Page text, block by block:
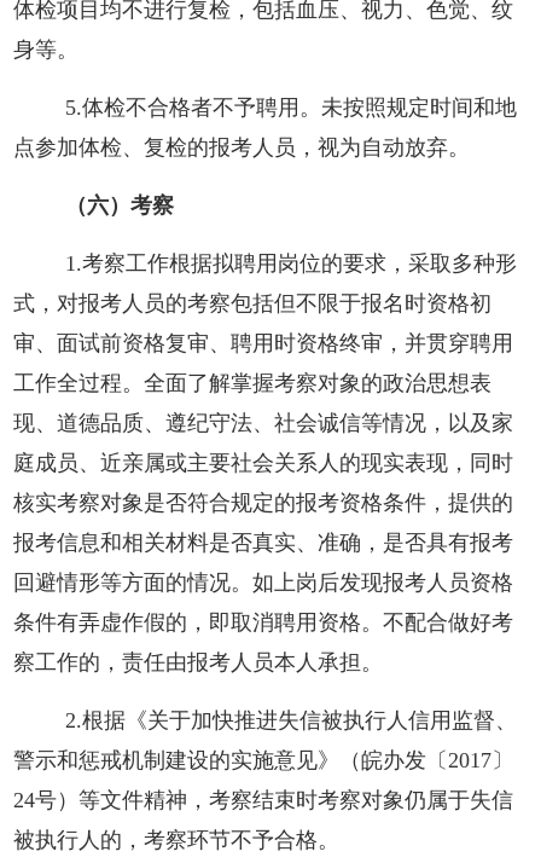
体检项目均不进行复检，包括血压、视力、色觉、纹
身等。
5.体检不合格者不予聘用。未按照规定时间和地
点参加体检、复检的报考人员，视为自动放弃。
（六）考察
1.考察工作根据拟聘用岗位的要求，采取多种形
式，对报考人员的考察包括但不限于报名时资格初
审、面试前资格复审、聘用时资格终审，并贯穿聘用
工作全过程。全面了解掌握考察对象的政治思想表
现、道德品质、遵纪守法、社会诚信等情况，以及家
庭成员、近亲属或主要社会关系人的现实表现，同时
核实考察对象是否符合规定的报考资格条件，提供的
报考信息和相关材料是否真实、准确，是否具有报考
回避情形等方面的情况。如上岗后发现报考人员资格
条件有弄虚作假的，即取消聘用资格。不配合做好考
察工作的，责任由报考人员本人承担。
2.根据《关于加快推进失信被执行人信用监督、
警示和惩戒机制建设的实施意见》（皖办发〔2017〕
24号）等文件精神，考察结束时考察对象仍属于失信
被执行人的，考察环节不予合格。